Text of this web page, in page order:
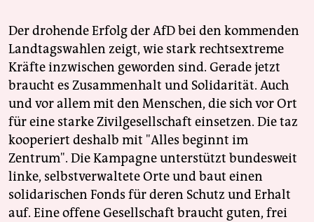
Der drohende Erfolg der AfD bei den kommenden
Landtagswahlen zeigt, wie stark rechtsextreme
Kräfte inzwischen geworden sind. Gerade jetzt
braucht es Zusammenhalt und Solidarität. Auch
und vor allem mit den Menschen, die sich vor Ort
für eine starke Zivilgesellschaft einsetzen. Die taz
kooperiert deshalb mit "Alles beginnt im
Zentrum". Die Kampagne unterstützt bundesweit
linke, selbstverwaltete Orte und baut einen
solidarischen Fonds für deren Schutz und Erhalt
auf. Eine offene Gesellschaft braucht guten, frei